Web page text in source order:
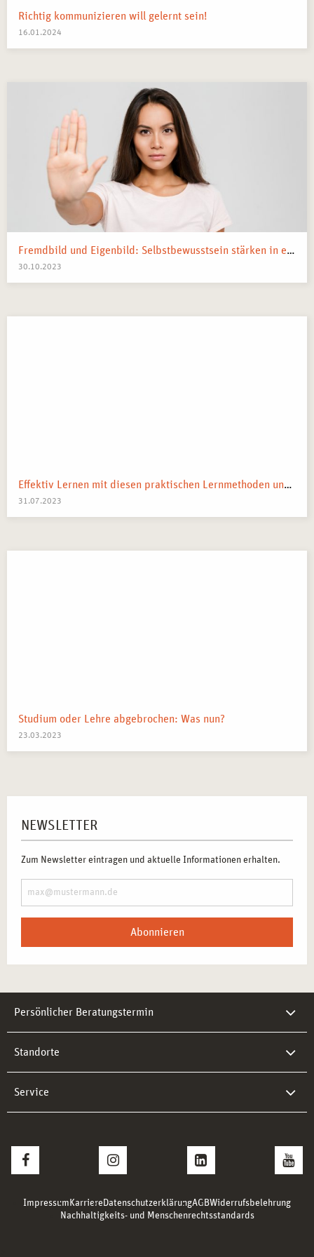
Richtig kommunizieren will gelernt sein!
16.01.2024
Fremdbild und Eigenbild: Selbstbewusstsein stärken in einer Welt voll mit Vergleichen
30.10.2023
Effektiv Lernen mit diesen praktischen Lernmethoden und Strategien
31.07.2023
Studium oder Lehre abgebrochen: Was nun?
23.03.2023
NEWSLETTER
Zum Newsletter eintragen und aktuelle Informationen erhalten.
Abonnieren
Persönlicher Beratungstermin
Standorte
Service
Impressum KarriereDatenschutzerklärungAGBWiderrufsbelehrung
Nachhaltigkeits- und Menschenrechtsstandards